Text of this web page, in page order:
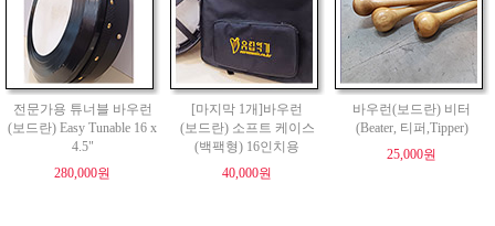
전문가용 튜너블 바우런
(보드란) Easy Tunable 16 x
4.5"
280,000원
[마지막 1개]바우런
(보드란) 소프트 케이스
(백팩형) 16인치용
40,000원
바우런(보드란) 비터
(Beater, 티퍼,Tipper)
25,000원